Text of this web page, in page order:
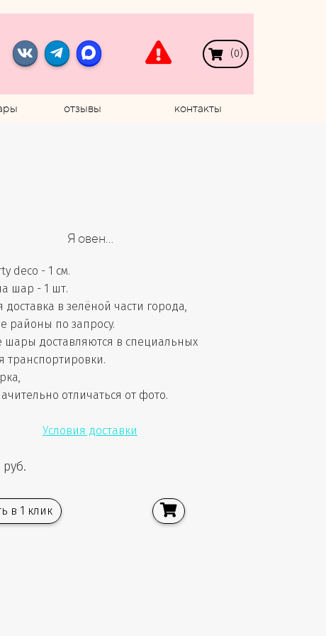
( 0 )
отзывы контакты
Я овен...
deco - 1 см.
шар - 1 шт.
доставка в зелёной части города,
районы по запросу.
шары доставляются в специальных
транспортировки.
отличаться от фото.
Условия доставки
руб.
в 1 клик